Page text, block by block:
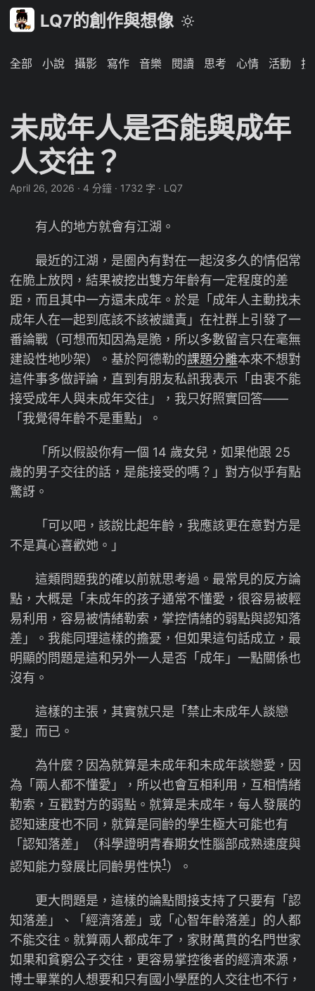
LQ7的創作與想像
全部 小說 攝影 寫作 音樂 閱讀 思考 心情 活動 技
未成年人是否能與成年
人交往？
April 26, 2026 · 4 分鐘 · 1732 字 · LQ7
有人的地方就會有江湖。
最近的江湖，是圈內有對在一起沒多久的情侶常
在脆上放閃，結果被挖出雙方年齡有一定程度的差
距，而且其中一方還未成年。於是「成年人主動找未
成年人在一起到底該不該被譴責」在社群上引發了一
番論戰（可想而知因為是脆，所以多數留言只在毫無
建設性地吵架）。基於阿德勒的課題分離本來不想對
這件事多做評論，直到有朋友私訊我表示「由衷不能
接受成年人與未成年交往」，我只好照實回答——
「我覺得年齡不是重點」。
「所以假設你有一個 14 歲女兒，如果他跟 25
歲的男子交往的話，是能接受的嗎？」對方似乎有點
驚訝。
「可以吧，該說比起年齡，我應該更在意對方是
不是真心喜歡她。」
這類問題我的確以前就思考過。最常見的反方論
點，大概是「未成年的孩子通常不懂愛，很容易被輕
易利用，容易被情緒勒索，掌控情緒的弱點與認知落
差」。我能同理這樣的擔憂，但如果這句話成立，最
明顯的問題是這和另外一人是否「成年」一點關係也
沒有。
這樣的主張，其實就只是「禁止未成年人談戀
愛」而已。
為什麼？因為就算是未成年和未成年談戀愛，因
為「兩人都不懂愛」，所以也會互相利用，互相情緒
勒索，互戳對方的弱點。就算是未成年，每人發展的
認知速度也不同，就算是同齡的學生極大可能也有
「認知落差」（科學證明青春期女性腦部成熟速度與
認知能力發展比同齡男性快1）。
更大問題是，這樣的論點間接支持了只要有「認
知落差」、「經濟落差」或「心智年齡落差」的人都
不能交往。就算兩人都成年了，家財萬貫的名門世家
如果和貧窮公子交往，更容易掌控後者的經濟來源，
博士畢業的人想要和只有國小學歷的人交往也不行，